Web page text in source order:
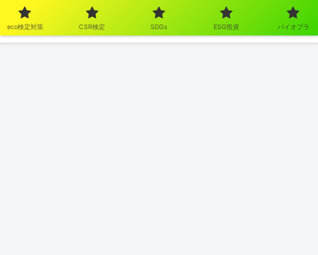
eco検定対策 CSR検定 SDGs ESG投資 バイオプラ